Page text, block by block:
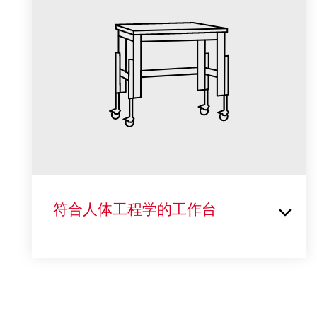
符合人体工程学的工作台